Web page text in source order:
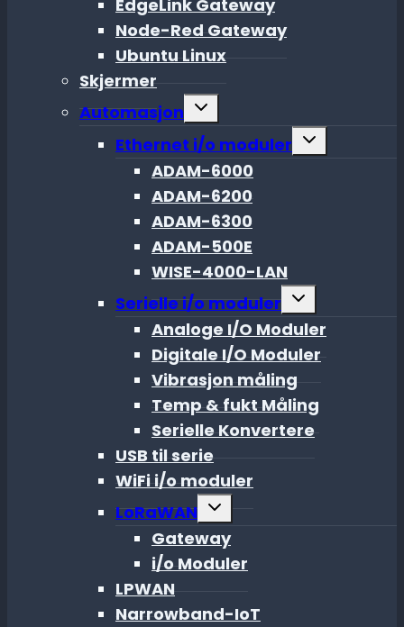
EdgeLink Gateway
Node-Red Gateway
Ubuntu Linux
Skjermer
Automasjon
Toggle
Ethernet i/o moduler
Toggle
ADAM-6000
ADAM-6200
ADAM-6300
ADAM-500E
WISE-4000-LAN
Serielle i/o moduler
Toggle
Analoge I/O Moduler
Digitale I/O Moduler
Vibrasjon måling
Temp & fukt Måling
Serielle Konvertere
USB til serie
WiFi i/o moduler
LoRaWAN
Toggle
Gateway
i/o Moduler
LPWAN
Narrowband-IoT